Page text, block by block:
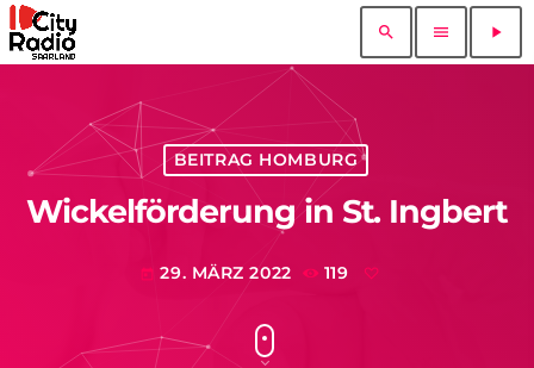
search menu play_arrow
BEITRAG HOMBURG
Wickelförderung in St. Ingbert
today 29. MÄRZ 2022 119